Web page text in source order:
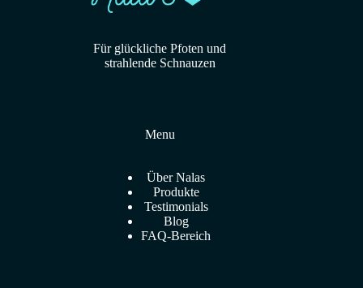
Für glückliche Pfoten und
strahlende Schnauzen
Menu
Über Nalas
Produkte
Testimonials
Blog
FAQ-Bereich